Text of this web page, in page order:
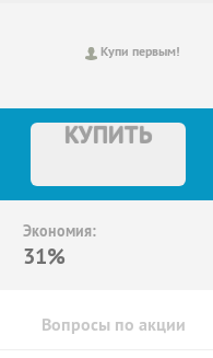
Купи первым!
КУПИТЬ
Экономия:
31%
Вопросы по акции